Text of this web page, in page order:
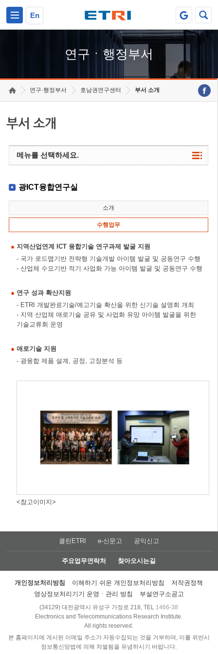
En
연구ㆍ행정부서
연구·행정부서 호남권연구센터 부서 소개
부서 소개
메뉴를 선택하세요.
광ICT융합연구실
소개
수행업무
지역산업연계 ICT 융합기술 연구과제 발굴 지원
- 국가 로드맵기반 전략형 기술개발 아이템 발굴 및 공동연구 수행
- 산업체 수요기반 적기 사업화 가능 아이템 발굴 및 공동연구 수행
연구 성과 확산지원
- ETRI 개발완료기술/예고기술 확산을 위한 신기술 설명회 개최
- 지역 산업체 애로기술 공유 및 사업화 유망 아이템 발굴을 위한
기술교류회 운영
애로기술 지원
- 광융합 제품 설계, 공정, 고장분석 등
<참고이미지>
클린ETRI e-신문고 공익신고
주요업무연락처 찾아오시는길
개인정보처리방침 이해하기 쉬운 개인정보처리방침
저작권정책
영상정보처리기기 운영ㆍ관리 방침
부설연구소공고
(34129) 대전광역시 유성구 가정로 218, TEL 1466-38
Electronics and Telecommunications Research Institute.
All rights reserved.
본 홈페이지에 게시된 이메일 주소가 자동수집되는 것을 거부하며, 이를 위반시
정보통신망법에 의해 처벌됨을 유념하시기 바랍니다.